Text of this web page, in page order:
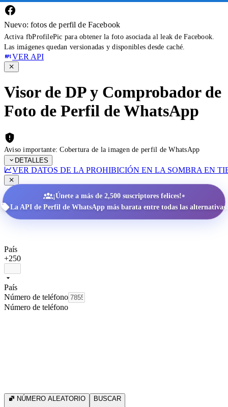
Nuevo: fotos de perfil de Facebook
Activa fbProfilePic para obtener la foto asociada al leak de Facebook.
Las imágenes quedan versionadas y disponibles desde caché.
VER API
Visor de DP y Comprobador de
Foto de Perfil de WhatsApp
Aviso importante: Cobertura de la imagen de perfil de WhatsApp
DETALLES
VER DATOS DE LA PROHIBICIÓN EN LA SOMBRA EN
¡Únete a más de 2,500 suscriptores felices!•
La API de Perfil de WhatsApp más barata entre todas las alternativas.
País
+250
País
Número de teléfono
Número de teléfono
NÚMERO ALEATORIO BUSCAR